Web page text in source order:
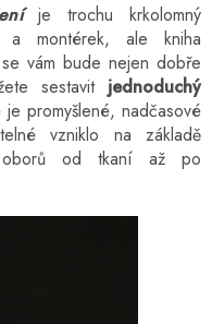
je trochu krkolomný
montérek, ale kniha
vám bude nejen dobře
sestavit jednoduchý
promyšlené, nadčasové
vzniklo na základě
od tkaní až po